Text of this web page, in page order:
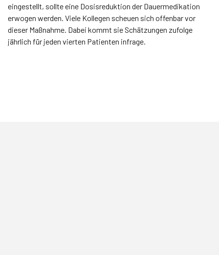
eingestellt, sollte eine Dosisreduktion der Dauer­medikation
erwogen werden. Viele Kollegen scheuen sich offenbar vor
dieser Maßnahme. Dabei kommt sie Schätzungen zufolge
jährlich für jeden vierten Patienten infrage.